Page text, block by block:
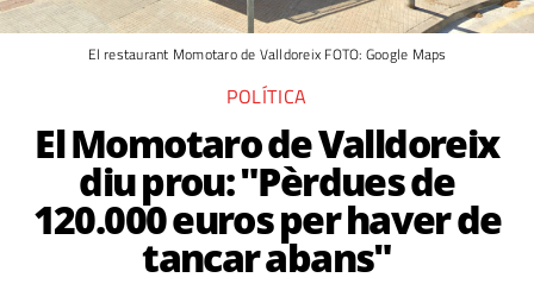
El restaurant Momotaro de Valldoreix FOTO: Google Maps
POLÍTICA
El Momotaro de Valldoreix
diu prou: "Pèrdues de
120.000 euros per haver de
tancar abans"